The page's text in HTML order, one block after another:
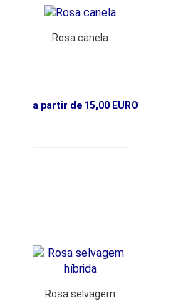
Rosa canela
a partir de 15,00 EURO
Rosa selvagem